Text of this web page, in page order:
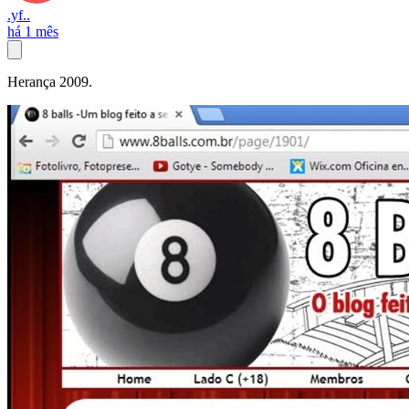
.yf..
há 1 mês
Herança 2009.